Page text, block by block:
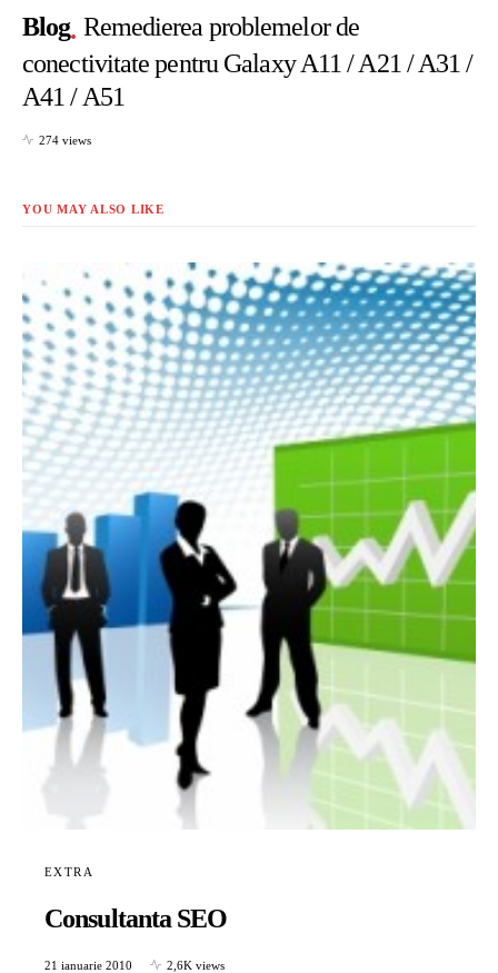
Blog Remedierea problemelor de
conectivitate pentru Galaxy A11 / A21 / A31 /
A41 / A51
274 views
YOU MAY ALSO LIKE
EXTRA
Consultanta SEO
21 ianuarie 2010 2,6K views